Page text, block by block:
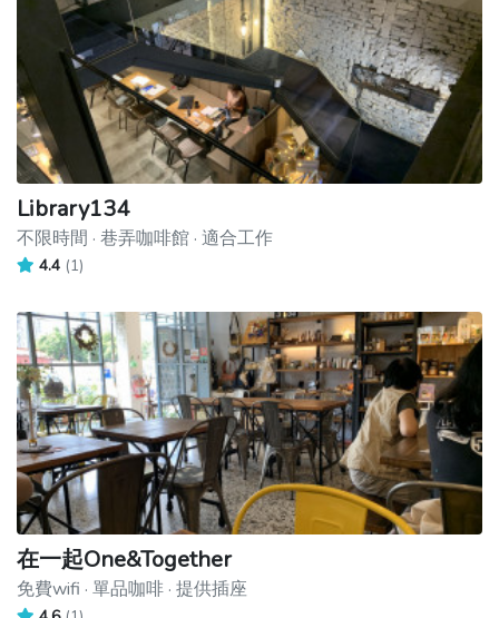
Library134
不限時間 · 巷弄咖啡館 · 適合工作
4.4 (1)
在一起One&Together
免費wifi · 單品咖啡 · 提供插座